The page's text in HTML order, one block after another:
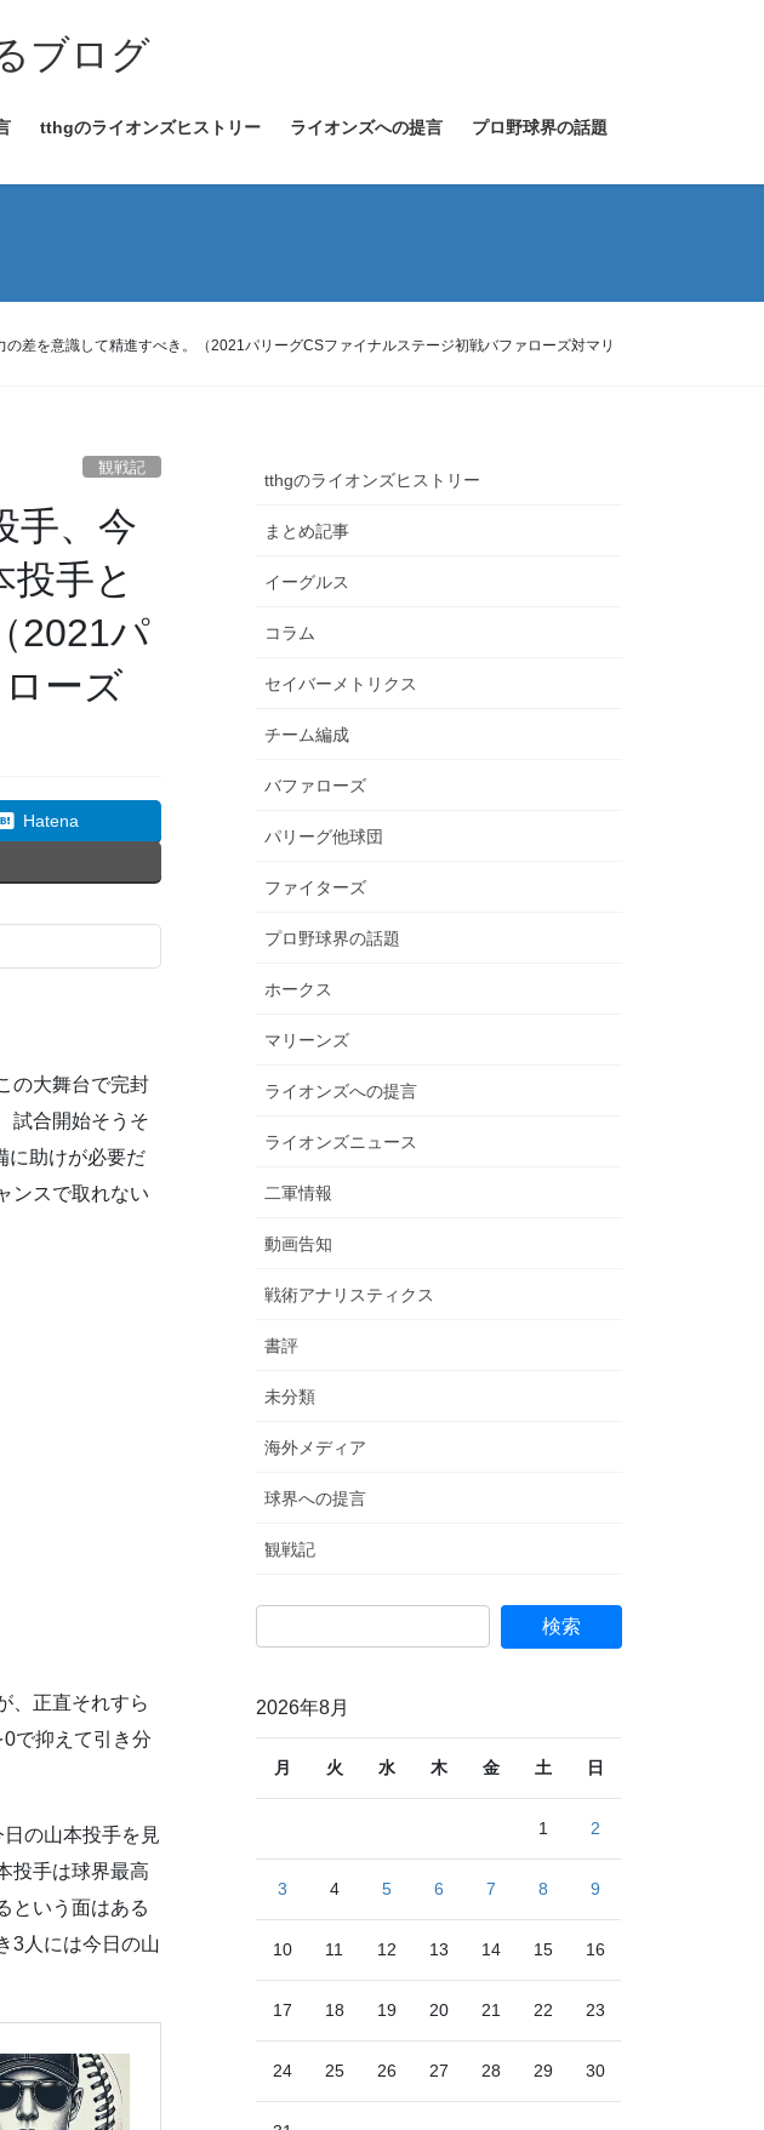
ブログ
tthgのライオンズヒストリー ライオンズへの提言 プロ野球界の話題
差を意識して精進すべき。（2021パリーグCSファイナルステージ初戦バファローズ対マリ
観戦記
手、今
手と
2021パ
ーズ
Hatena
の大舞台で完封
試合開始そうそ
に助けが必要だ
ンスで取れない
、正直それすら
で抑えて引き分
の山本投手を見
投手は球界最高
という面はある
3人には今日の山
tthgのライオンズヒストリー
まとめ記事
イーグルス
コラム
セイバーメトリクス
チーム編成
バファローズ
パリーグ他球団
ファイターズ
プロ野球界の話題
ホークス
マリーンズ
ライオンズへの提言
ライオンズニュース
二軍情報
動画告知
戦術アナリスティクス
書評
未分類
海外メディア
球界への提言
観戦記
2026年8月
月 火 水 木 金 土 日
1 2
3 4 5 6 7 8 9
10 11 12 13 14 15 16
17 18 19 20 21 22 23
24 25 26 27 28 29 30